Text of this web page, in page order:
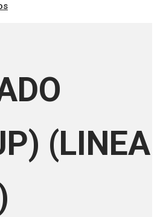
(LINEA